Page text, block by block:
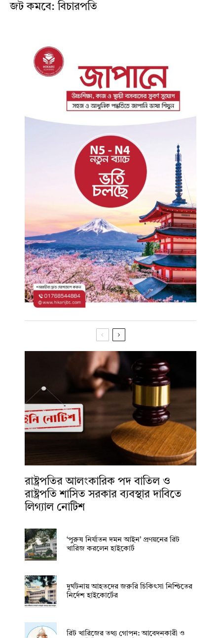
জট কমবে: বিচারপতি
রাষ্ট্রপতির আলংকারিক পদ বাতিল ও
রাষ্ট্রপতি শাসিত সরকার ব্যবস্থার দাবিতে
লিগ্যাল নোটিশ
‘পুরুষ নির্যাতন দমন আইন’ প্রণয়নের রিট
খারিজ করলেন হাইকোর্ট
দুর্ঘটনায় আহতদের জরুরি চিকিৎসা নিশ্চিতের
নির্দেশ হাইকোর্টের
রিট খারিজের তথ্য গোপন: আবেদনকারী ও